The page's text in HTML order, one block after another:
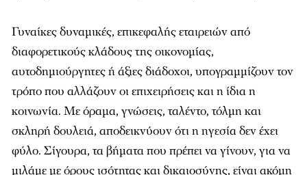
Γυναίκες δυναμικές, επικεφαλής εταιρειών από
διαφορετικούς κλάδους της οικονομίας,
αυτοδημιούργητες ή άξιες διάδοχοι, υπογραμμίζουν τον
τρόπο που αλλάζουν οι επιχειρήσεις και η ίδια η
κοινωνία. Με όραμα, γνώσεις, ταλέντο, τόλμη και
σκληρή δουλειά, αποδεικνύουν ότι η ηγεσία δεν έχει
φύλο. Σίγουρα, τα βήματα που πρέπει να γίνουν, για να
μιλάμε με όρους ισότητας και δικαιοσύνης, είναι ακόμη